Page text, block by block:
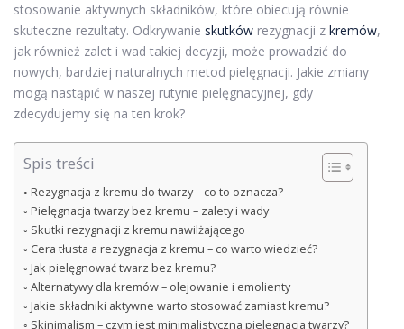
stosowanie aktywnych składników, które obiecują równie
skuteczne rezultaty. Odkrywanie skutków rezygnacji z kremów,
jak również zalet i wad takiej decyzji, może prowadzić do
nowych, bardziej naturalnych metod pielęgnacji. Jakie zmiany
mogą nastąpić w naszej rutynie pielęgnacyjnej, gdy
zdecydujemy się na ten krok?
Spis treści
Rezygnacja z kremu do twarzy – co to oznacza?
Pielęgnacja twarzy bez kremu – zalety i wady
Skutki rezygnacji z kremu nawilżającego
Cera tłusta a rezygnacja z kremu – co warto wiedzieć?
Jak pielęgnować twarz bez kremu?
Alternatywy dla kremów – olejowanie i emolienty
Jakie składniki aktywne warto stosować zamiast kremu?
Skinimalism – czym jest minimalistyczna pielęgnacja twarzy?